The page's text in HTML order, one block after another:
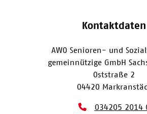
Kontaktdaten
AWO Senioren- und
gemeinnützige GmbH
Oststraße 2
04420
034205 2014